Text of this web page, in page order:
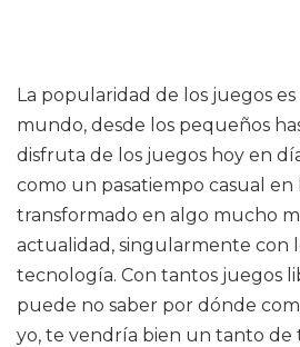
La popularidad de los juegos es
mundo, desde los pequeños
disfruta de los juegos hoy en
como un pasatiempo casual en
transformado en algo mucho
actualidad, singularmente con
tecnología. Con tantos juegos
puede no saber por dónde
yo, te vendría bien un tanto de